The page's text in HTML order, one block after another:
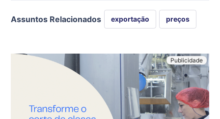
Assuntos Relacionados exportação preços